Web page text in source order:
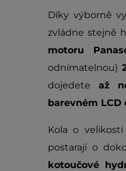
Díky výborně
zvládne stejně
motoru
odnímatelnou)
dojedete až
barevném LCD
Kola o velikosti
postarají o
kotoučové